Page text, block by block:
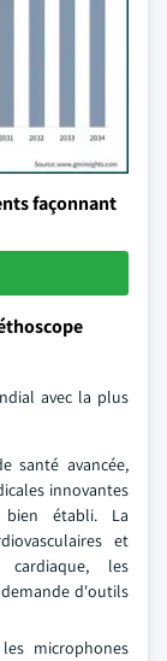
façonnant
avec la plus
santé avancée,
innovantes
bien établi. La
et
cardiaque, les
d'outils
microphones